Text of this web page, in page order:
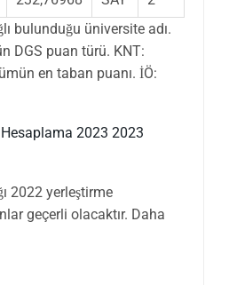
bulunduğu üniversite adı.
DGS puan türü. KNT:
en taban puanı. İÖ:
2023 2023
2022 yerleştirme
geçerli olacaktır. Daha